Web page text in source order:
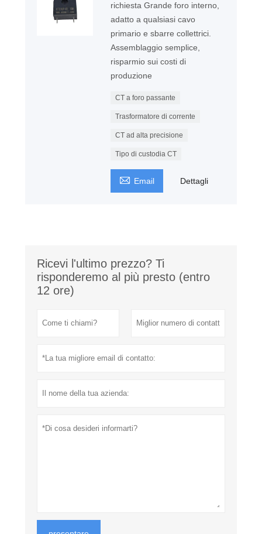
richiesta Grande foro interno,
adatto a qualsiasi cavo
primario e sbarre collettrici.
Assemblaggio semplice,
risparmio sui costi di
produzione
CT a foro passante
Trasformatore di corrente
CT ad alta precisione
Tipo di custodia CT
 Email Dettagli
Ricevi l'ultimo prezzo? Ti
risponderemo al più presto (entro
12 ore)